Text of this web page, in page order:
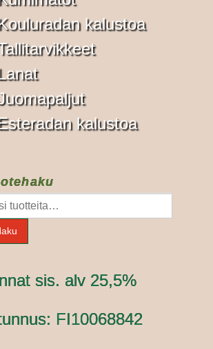
kalustoa
kalustoa
sis. alv 25,5%
FI10068842